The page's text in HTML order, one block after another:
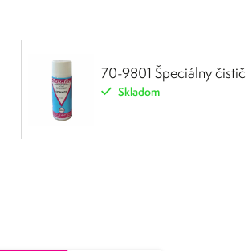
70-9801 Špeciálny čistič
Skladom